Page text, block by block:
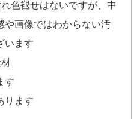
色褪せはないですが、中
や画像ではわからない汚
います
す
ります